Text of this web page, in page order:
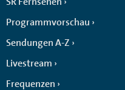
Programmvorschau
Sendungen A-Z
Livestream
Frequenzen